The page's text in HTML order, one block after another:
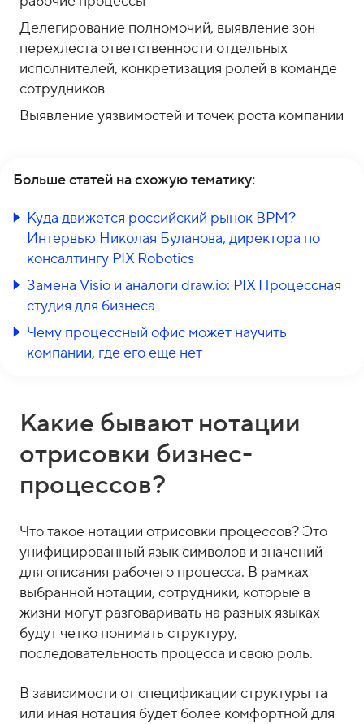
Делегирование полномочий, выявление зон
перехлеста ответственности отдельных
исполнителей, конкретизация ролей в команде
сотрудников
Выявление уязвимостей и точек роста компании
Больше статей на схожую тематику:
Куда движется российский рынок BPM?
Интервью Николая Буланова, директора по
консалтингу PIX Robotics
Замена Visio и аналоги draw.io: PIX Процессная
студия для бизнеса
Чему процессный офис может научить
компании, где его еще нет
Какие бывают нотации
отрисовки бизнес-
процессов?
Что такое нотации отрисовки процессов? Это
унифицированный язык символов и значений
для описания рабочего процесса. В рамках
выбранной нотации, сотрудники, которые в
жизни могут разговаривать на разных языках
будут четко понимать структуру,
последовательность процесса и свою роль.
В зависимости от спецификации структуры та
или иная нотация будет более комфортной для